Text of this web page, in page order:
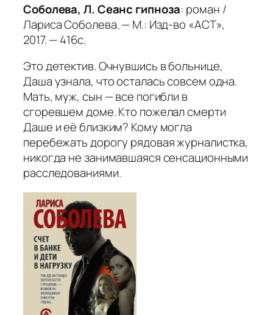
Соболева, Л. Сеанс гипноза: роман /
Лариса Соболева. — М.: Изд-во «АСТ»,
2017. — 416с.
Это детектив. Очнувшись в больнице,
Даша узнала, что осталась совсем одна.
Мать, муж, сын — все погибли в
сгоревшем доме. Кто пожелал смерти
Даше и её близким? Кому могла
перебежать дорогу рядовая журналистка,
никогда не занимавшаяся сенсационными
расследованиями.